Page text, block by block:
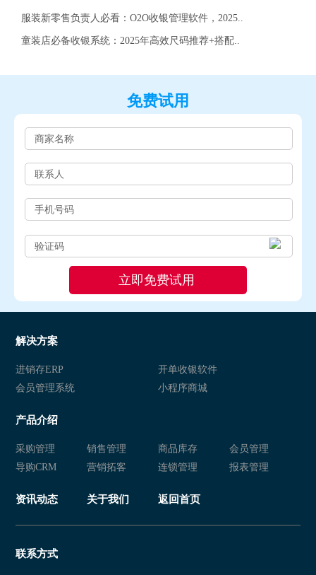
服装新零售负责人必看：O2O收银管理软件，2025..
童装店必备收银系统：2025年高效尺码推荐+搭配..
免费试用
解决方案
进销存ERP
开单收银软件
会员管理系统
小程序商城
产品介绍
采购管理 销售管理 商品库存
会员管理
导购CRM
营销拓客 连锁管理 报表管理
资讯动态 关于我们 返回首页
联系方式